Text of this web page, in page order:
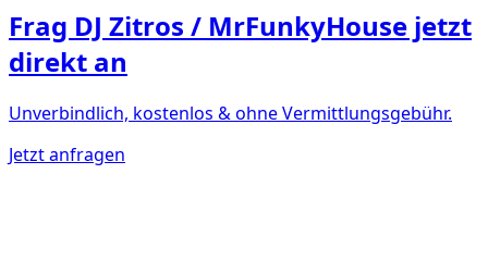
Frag DJ Zitros / MrFunkyHouse jetzt
direkt an
Unverbindlich, kostenlos & ohne Vermittlungsgebühr.
Jetzt anfragen